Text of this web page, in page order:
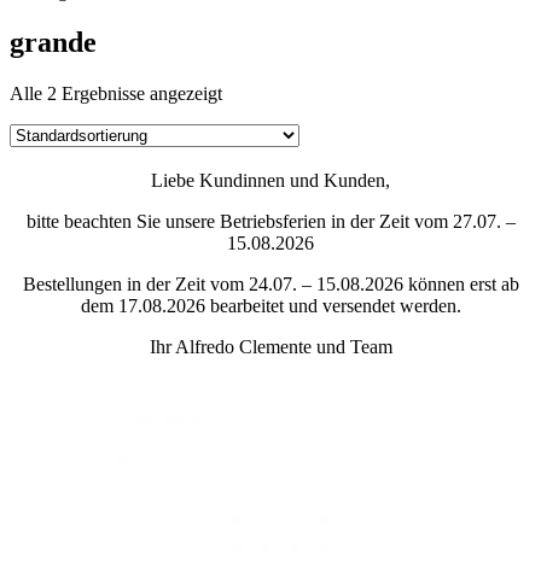
grande
Alle 2 Ergebnisse angezeigt
Liebe Kundinnen und Kunden,
bitte beachten Sie unsere Betriebsferien in der Zeit vom 27.07. –
15.08.2026
Bestellungen in der Zeit vom 24.07. – 15.08.2026 können erst ab
dem 17.08.2026 bearbeitet und versendet werden.
Ihr Alfredo Clemente und Team